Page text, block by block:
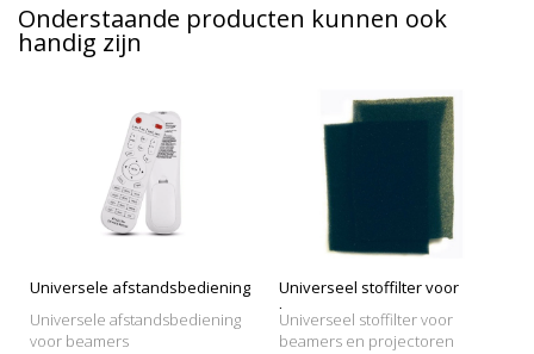
Onderstaande producten kunnen ook
handig zijn
Universele afstandsbediening
Universele afstandsbediening
voor beamers
Universeel stoffilter voor
beamers
Universeel stoffilter voor
beamers en projectoren